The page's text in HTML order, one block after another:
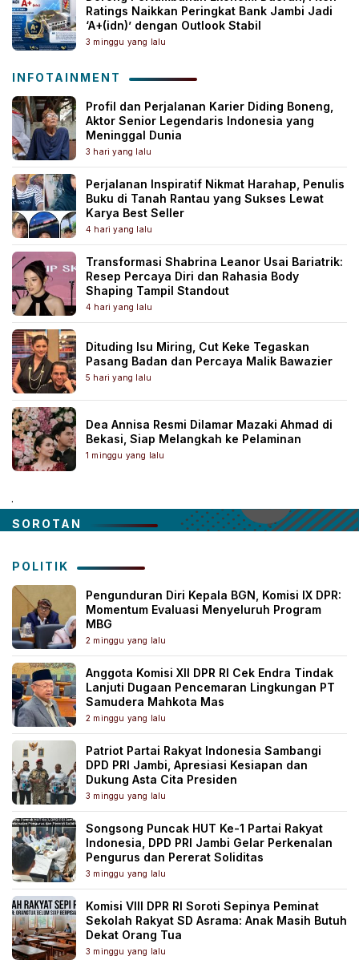
Ratings Naikkan Peringkat Bank Jambi Jadi
‘A+(idn)’ dengan Outlook Stabil
3 minggu yang lalu
INFOTAINMENT
Profil dan Perjalanan Karier Diding Boneng,
Aktor Senior Legendaris Indonesia yang
Meninggal Dunia
3 hari yang lalu
Perjalanan Inspiratif Nikmat Harahap, Penulis
Buku di Tanah Rantau yang Sukses Lewat
Karya Best Seller
4 hari yang lalu
Transformasi Shabrina Leanor Usai Bariatrik:
Resep Percaya Diri dan Rahasia Body
Shaping Tampil Standout
4 hari yang lalu
Dituding Isu Miring, Cut Keke Tegaskan
Pasang Badan dan Percaya Malik Bawazier
5 hari yang lalu
Dea Annisa Resmi Dilamar Mazaki Ahmad di
Bekasi, Siap Melangkah ke Pelaminan
1 minggu yang lalu
.
SOROTAN
POLITIK
Pengunduran Diri Kepala BGN, Komisi IX DPR:
Momentum Evaluasi Menyeluruh Program
MBG
2 minggu yang lalu
Anggota Komisi XII DPR RI Cek Endra Tindak
Lanjuti Dugaan Pencemaran Lingkungan PT
Samudera Mahkota Mas
2 minggu yang lalu
Patriot Partai Rakyat Indonesia Sambangi
DPD PRI Jambi, Apresiasi Kesiapan dan
Dukung Asta Cita Presiden
3 minggu yang lalu
Songsong Puncak HUT Ke-1 Partai Rakyat
Indonesia, DPD PRI Jambi Gelar Perkenalan
Pengurus dan Pererat Soliditas
3 minggu yang lalu
Komisi VIII DPR RI Soroti Sepinya Peminat
Sekolah Rakyat SD Asrama: Anak Masih Butuh
Dekat Orang Tua
3 minggu yang lalu